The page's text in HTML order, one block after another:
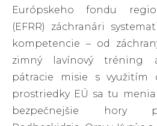
Európskeho fondu
(EFRR) záchranári
kompetencie – od
zimný lavínový tréning
pátracie misie s využitím
prostriedky EÚ sa tu
bezpečnejšie hory